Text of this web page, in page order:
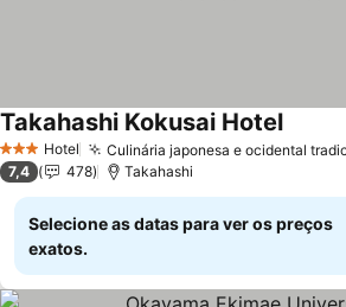
3 EstrelasHotel Culinária japonesa e ocidental
Takahashi Kokusai HotelVer
7,4 478 Takahashi
Selecione as datas para ver os preços
exatos.